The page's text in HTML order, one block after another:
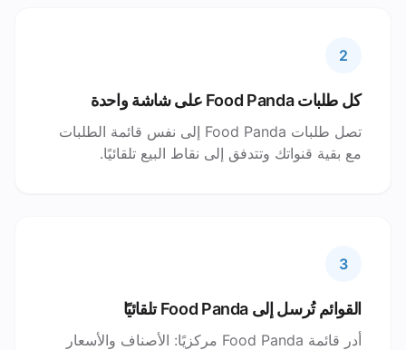
2
كل طلبات Food Panda على شاشة واحدة
تصل طلبات Food Panda إلى نفس قائمة الطلبات
مع بقية قنواتك وتتدفق إلى نقاط البيع تلقائيًا.
3
القوائم تُرسل إلى Food Panda تلقائيًا
أدر قائمة Food Panda مركزيًا: الأصناف والأسعار